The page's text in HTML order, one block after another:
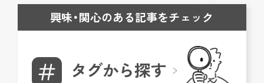
興味・関心のある記事をチェック
タグから探す